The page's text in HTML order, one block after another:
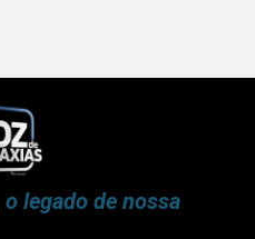
legado de nossa